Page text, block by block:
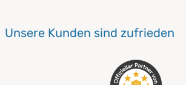
Unsere Kunden sind zufrieden